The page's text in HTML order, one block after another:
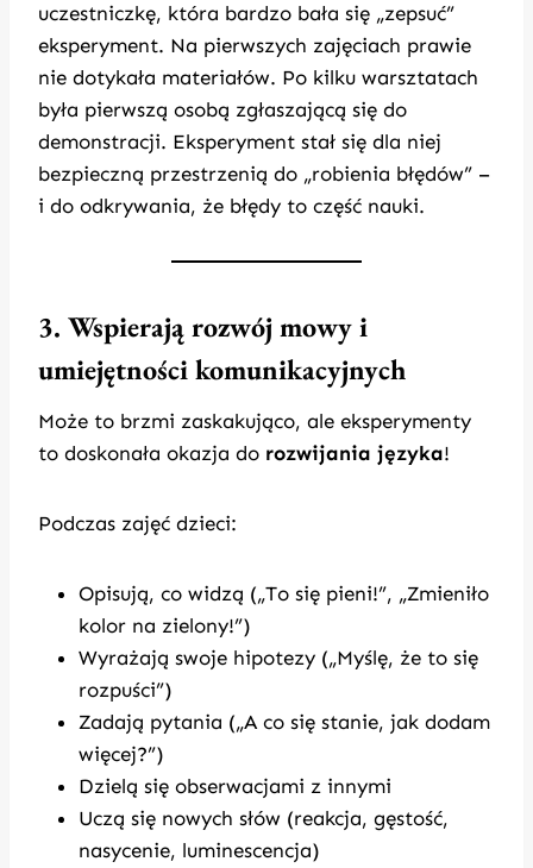
uczestniczkę, która bardzo bała się „zepsuć”
eksperyment. Na pierwszych zajęciach prawie
nie dotykała materiałów. Po kilku warsztatach
była pierwszą osobą zgłaszającą się do
demonstracji. Eksperyment stał się dla niej
bezpieczną przestrzenią do „robienia błędów” –
i do odkrywania, że błędy to część nauki.
3. Wspierają rozwój mowy i
umiejętności komunikacyjnych
Może to brzmi zaskakująco, ale eksperymenty
to doskonała okazja do rozwijania języka!
Podczas zajęć dzieci:
Opisują, co widzą („To się pieni!”, „Zmieniło
kolor na zielony!”)
Wyrażają swoje hipotezy („Myślę, że to się
rozpuści”)
Zadają pytania („A co się stanie, jak dodam
więcej?”)
Dzielą się obserwacjami z innymi
Uczą się nowych słów (reakcja, gęstość,
nasycenie, luminescencja)